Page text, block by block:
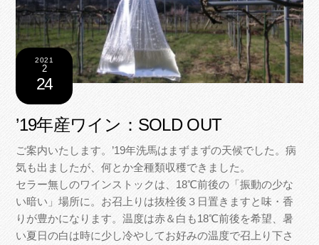
2021
2
24
’19年産ワイン：SOLD OUT
ご案内いたします。’19年洗馬はまずまずの天候でした。病
気も出ましたが、何とか全種類収穫できました。
セラー無しのワインストックは、18℃前後の「振動の少な
い暗い」場所に。お召上りは抜栓後３日置きますと味・香
りが豊かになります。温度は赤＆白も18℃前後を希望、暑
い夏日の白は時に少し冷やしてお好みの温度で召上り下さ